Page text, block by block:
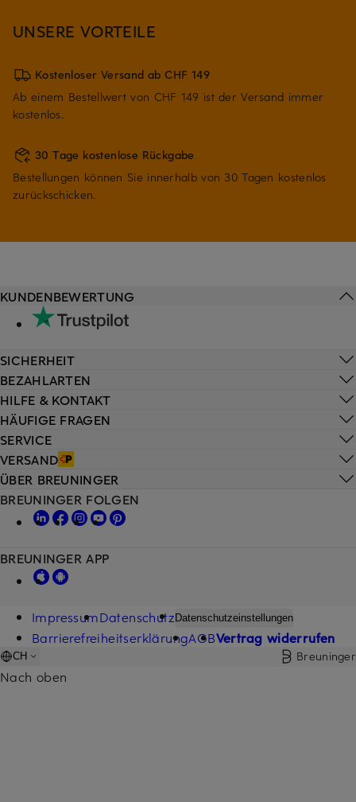
UNSERE VORTEILE
Kostenloser Versand ab CHF 149
Ab einem Bestellwert von CHF 149 ist der Versand immer
kostenlos.
30 Tage kostenlose Rückgabe
Bestellungen können Sie innerhalb von 30 Tagen kostenlos
zurückschicken.
HILFE & KONTAKT
HÄUFIGE FRAGEN
SERVICE
VERSAND
KUNDENBEWERTUNG
SICHERHEIT
BEZAHLARTEN
ÜBER BREUNINGER
BREUNINGER FOLGEN
BREUNINGER APP
ImpressumDatenschutz Datenschutzeinstellungen
BarrierefreiheitserklärungAGBVertrag widerrufen
CH Breuninger
Nach oben